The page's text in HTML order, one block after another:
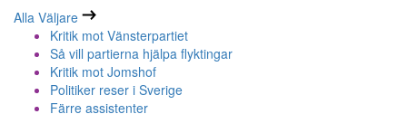
Alla Väljare
Kritik mot Vänsterpartiet
Så vill partierna hjälpa flyktingar
Kritik mot Jomshof
Politiker reser i Sverige
Färre assistenter